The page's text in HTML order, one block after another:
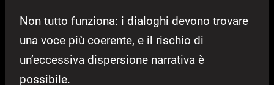
Non tutto funziona: i dialoghi devono trovare
una voce più coerente, e il rischio di
un’eccessiva dispersione narrativa è
possibile.